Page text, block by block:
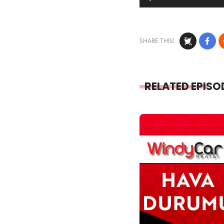
Player
SHARE THIS!
RELATED